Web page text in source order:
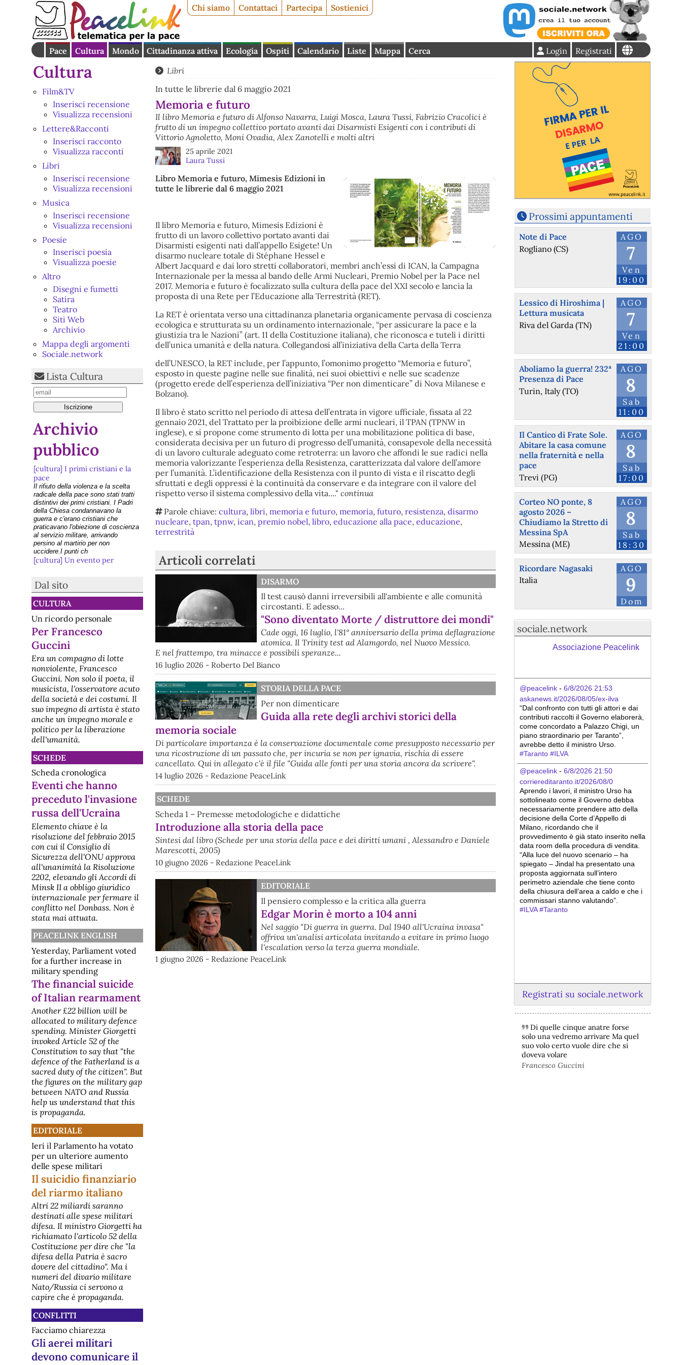
Chi siamo Contattaci Partecipa Sostienici
Pace Cultura Mondo Cittadinanza attiva Ecologia Ospiti Calendario Liste Mappa Cerca Registrati
Login
Cultura
Film&TV
Inserisci recensione
Visualizza recensioni
Lettere&Racconti
Inserisci racconto
Visualizza racconti
Libri
Inserisci recensione
Visualizza recensioni
Musica
Inserisci recensione
Visualizza recensioni
Poesie
Inserisci poesia
Visualizza poesie
Altro
Disegni e fumetti
Satira
Teatro
Siti Web
Archivio
Mappa degli argomenti
Sociale.network
Lista Cultura
Archivio
pubblico
[cultura] I primi cristiani e la
pace
Il rifiuto della violenza e la scelta
radicale della pace sono stati tratti
distintivi dei primi cristiani. I Padri
della Chiesa condannavano la
guerra e c'erano cristiani che
praticavano l'obiezione di coscienza
al servizio militare, arrivando
persino al martirio per non
uccidere.I punti ch
[cultura] Un evento per
Palermo: all’Ars si ricorda lo
"Sciopero alla rovescia", lunedì 2
febbraioUn evento per celebrare
l'eredità di Danilo DolciPalermo, 30
gennaio 2026 – Si terrà lunedì 2
febbraio, dalle ore 17 alle 19, presso
la Sala Mattarella di Palazzo dei
Norman
[cultura] Educazione alla pace:
le prossime iniziative
Università di Roma La Sapienza 16
e 17 gennaio 2026In un mondo
sconvolto da guerre e tensioni
crescenti, l’educazione alla pace
diventa una necessità per la
sopravvivenza. Con questo
presupposto, si apre il 16 e 17
gennaio 2026, alla Sapienza
Università di Roma, la Conferenza
N
[cultura] Sondaggio: per l'80%
il futuro sarà peggiore
Welfare: rilevazione Adnkronos, più
ansia che fiducia nel futuro, 80%
vede condizione peggiore tra 20
anniRoma, 18 giu.
(Adnkronos/Labitalia) - Un Paese
che guarda al proprio domani con
più ansia che fiducia: sentimenti
diffusi di preoccupazione e
incertezza, tra timori per il futuro
perso
Dal sito
CULTURA
Un ricordo personale
Per Francesco
Guccini
Era un compagno di lotte
nonviolente, Francesco
Guccini. Non solo il poeta, il
musicista, l'osservatore acuto
della società e dei costumi. Il
suo impegno di artista è stato
anche un impegno morale e
politico per la liberazione
dell'umanità.
SCHEDE
Scheda cronologica
Eventi che hanno
preceduto l'invasione
russa dell'Ucraina
Elemento chiave è la
risoluzione del febbraio 2015
con cui il Consiglio di
Sicurezza dell'ONU approva
all'unanimità la Risoluzione
2202, elevando gli Accordi di
Minsk II a obbligo giuridico
internazionale per fermare il
conflitto nel Donbass. Non è
stata mai attuata.
PEACELINK ENGLISH
Yesterday, Parliament voted
for a further increase in
military spending
The financial suicide
of Italian rearmament
Another £22 billion will be
allocated to military defence
spending. Minister Giorgetti
invoked Article 52 of the
Constitution to say that "the
defence of the Fatherland is a
sacred duty of the citizen". But
the figures on the military gap
between NATO and Russia
help us understand that this
is propaganda.
EDITORIALE
Ieri il Parlamento ha votato
per un ulteriore aumento
delle spese militari
Il suicidio finanziario
del riarmo italiano
Altri 22 miliardi saranno
destinati alle spese militari
difesa. Il ministro Giorgetti ha
richiamato l'articolo 52 della
Costituzione per dire che "la
difesa della Patria è sacro
dovere del cittadino". Ma i
numeri del divario militare
Nato/Russia ci servono a
capire che è propaganda.
CONFLITTI
Facciamo chiarezza
Gli aerei militari
devono comunicare il
Libri
In tutte le librerie dal 6 maggio 2021
Memoria e futuro
Il libro Memoria e futuro di Alfonso Navarra, Luigi Mosca, Laura Tussi, Fabrizio Cracolici è
frutto di un impegno collettivo portato avanti dai Disarmisti Esigenti con i contributi di
Vittorio Agnoletto, Moni Ovadia, Alex Zanotelli e molti altri
25 aprile 2021
Laura Tussi
Libro Memoria e futuro, Mimesis Edizioni in
tutte le librerie dal 6 maggio 2021
Il libro Memoria e futuro, Mimesis Edizioni è
frutto di un lavoro collettivo portato avanti dai
Disarmisti esigenti nati dall’appello Esigete! Un
disarmo nucleare totale di Stéphane Hessel e
Albert Jacquard e dai loro stretti collaboratori, membri anch’essi di ICAN, la Campagna
Internazionale per la messa al bando delle Armi Nucleari, Premio Nobel per la Pace nel
2017. Memoria e futuro è focalizzato sulla cultura della pace del XXI secolo e lancia la
proposta di una Rete per l’Educazione alla Terrestrità (RET).
La RET è orientata verso una cittadinanza planetaria organicamente pervasa di coscienza
ecologica e strutturata su un ordinamento internazionale, “per assicurare la pace e la
giustizia tra le Nazioni” (art. 11 della Costituzione italiana), che riconosca e tuteli i diritti
dell’unica umanità e della natura. Collegandosi all’iniziativa della Carta della Terra
dell’UNESCO, la RET include, per l’appunto, l’omonimo progetto “Memoria e futuro”,
esposto in queste pagine nelle sue finalità, nei suoi obiettivi e nelle sue scadenze
(progetto erede dell’esperienza dell’iniziativa “Per non dimenticare” di Nova Milanese e
Bolzano).
Il libro è stato scritto nel periodo di attesa dell’entrata in vigore ufficiale, fissata al 22
gennaio 2021, del Trattato per la proibizione delle armi nucleari, il TPAN (TPNW in
inglese), e si propone come strumento di lotta per una mobilitazione politica di base,
considerata decisiva per un futuro di progresso dell’umanità, consapevole della necessità
di un lavoro culturale adeguato come retroterra: un lavoro che affondi le sue radici nella
memoria valorizzante l’esperienza della Resistenza, caratterizzata dal valore dell’amore
per l’umanità. L’identificazione della Resistenza con il punto di vista e il riscatto degli
sfruttati e degli oppressi è la continuità da conservare e da integrare con il valore del
rispetto verso il sistema complessivo della vita...." continua
Parole chiave:cultura,libri,memoria e futuro,memoria,futuro,resistenza,disarmo
nucleare, tpan, tpnw, ican, premio nobel, libro, educazione alla pace, educazione,
terrestrità
Articoli correlati
DISARMO
Il test causò danni irreversibili all'ambiente e alle comunità
circostanti. E adesso...
"Sono diventato Morte / distruttore dei mondi"
Cade oggi, 16 luglio, l'81° anniversario della prima deflagrazione
atomica. Il Trinity test ad Alamgordo, nel Nuovo Messico.
E nel frattempo, tra minacce e possibili speranze...
16 luglio 2026 - Roberto Del Bianco
STORIA DELLA PACE
Per non dimenticare
Guida alla rete degli archivi storici della
memoria sociale
Di particolare importanza è la conservazione documentale come presupposto necessario per
una ricostruzione di un passato che, per incuria se non per ignavia, rischia di essere
cancellato. Qui in allegato c'è il file "Guida alle fonti per una storia ancora da scrivere".
14 luglio 2026 - Redazione PeaceLink
SCHEDE
Scheda 1 – Premesse metodologiche e didattiche
Introduzione alla storia della pace
Sintesi dal libro (Schede per una storia della pace e dei diritti umani , Alessandro e Daniele
Marescotti, 2005)
10 giugno 2026 - Redazione PeaceLink
EDITORIALE
Il pensiero complesso e la critica alla guerra
Edgar Morin è morto a 104 anni
Nel saggio "Di guerra in guerra. Dal 1940 all'Ucraina invasa"
offriva un'analisi articolata invitando a evitare in primo luogo
l'escalation verso la terza guerra mondiale.
1 giugno 2026 - Redazione PeaceLink
Prossimi appuntamenti
AGO
7
Ven
19:00
Note di Pace
Rogliano (CS)
AGO
7
Ven
21:00
Lessico di Hiroshima |
Lettura musicata
Riva del Garda (TN)
AGO
8
Sab
11:00
Aboliamo la guerra! 232ª
Presenza di Pace
Turin, Italy (TO)
AGO
8
Sab
17:00
Il Cantico di Frate Sole.
Abitare la casa comune
nella fraternità e nella
pace
Trevi (PG)
AGO
8
Sab
18:30
Corteo NO ponte, 8
agosto 2026 –
Chiudiamo la Stretto di
Messina SpA
Messina (ME)
AGO
9
Dom
Ricordare Nagasaki
Italia
sociale.network
Associazione Peacelink
@peacelink - 6/8/2026 21:53
askanews.it/2026/08/05/ex-ilva
“Dal confronto con tutti gli attori e dai
contributi raccolti il Governo elaborerà,
come concordato a Palazzo Chigi, un
piano straordinario per Taranto”,
avrebbe detto il ministro Urso.
#Taranto #ILVA
@peacelink - 6/8/2026 21:50
corriereditaranto.it/2026/08/0
Aprendo i lavori, il ministro Urso ha
sottolineato come il Governo debba
necessariamente prendere atto della
decisione della Corte d’Appello di
Milano, ricordando che il
provvedimento è già stato inserito nella
data room della procedura di vendita.
“Alla luce del nuovo scenario – ha
spiegato – Jindal ha presentato una
proposta aggiornata sull’intero
perimetro aziendale che tiene conto
della chiusura dell’area a caldo e che i
commissari stanno valutando”.
#ILVA #Taranto
@peacelink - 6/8/2026 21:45
borsaitaliana.it/borsa/notizie
Si sta ragionando su un piano B per
Taranto dopo la chiusura dell’area a
caldo dell’ILVA?
Registrati su sociale.network
Di quelle cinque anatre forse
solo una vedremo arrivare Ma quel
suo volo certo vuole dire che si
doveva volare
Francesco Guccini